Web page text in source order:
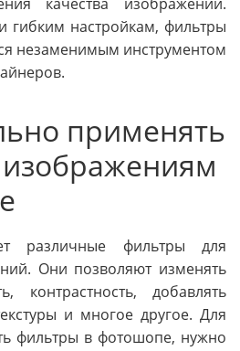
гибким настройкам, фильтры
незаменимым инструментом
применять
различные фильтры для
Они позволяют изменять
контрастность, добавлять
и многое другое. Для
фильтры в фотошопе, нужно